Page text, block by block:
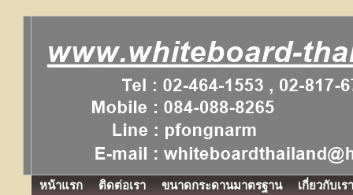
หน้าแรก ติดต่อเรา ขนาดกระดานมาตรฐาน เกี่ยวกับเรา